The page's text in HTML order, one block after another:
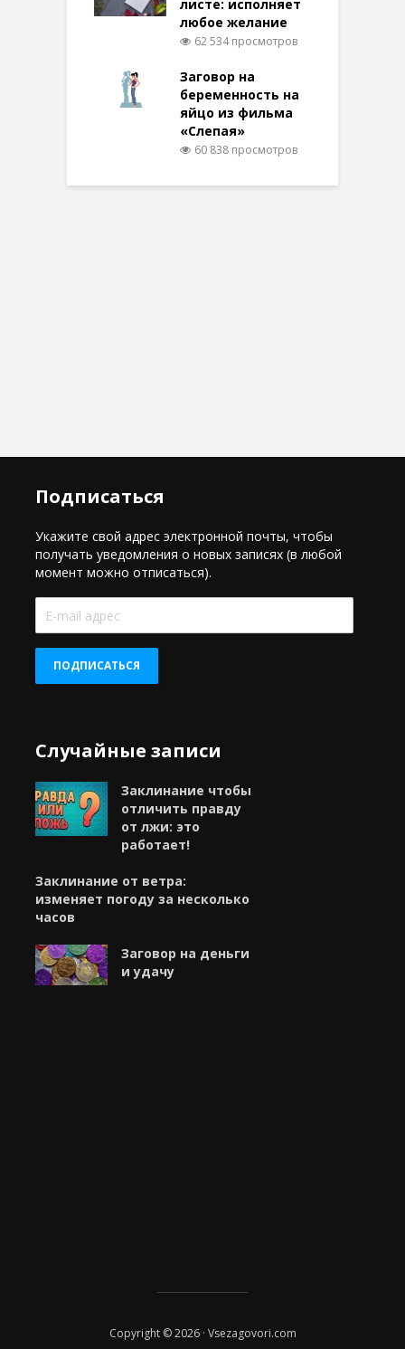
листе: исполняет
любое желание
62 534 просмотров
Заговор на
беременность на
яйцо из фильма
«Слепая»
60 838 просмотров
Подписаться
Укажите свой адрес электронной почты, чтобы
получать уведомления о новых записях (в любой
момент можно отписаться).
E-
mail
ПОДПИСАТЬСЯ
Случайные записи
Заклинание чтобы
отличить правду
от лжи: это
работает!
Заклинание от ветра:
изменяет погоду за несколько
часов
Заговор на деньги
и удачу
Copyright © 2026 · Vsezagovori.com